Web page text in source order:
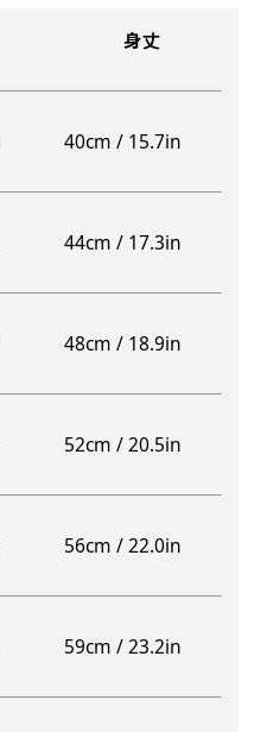
身丈
40cm / 15.7in
44cm / 17.3in
48cm / 18.9in
52cm / 20.5in
56cm / 22.0in
59cm / 23.2in